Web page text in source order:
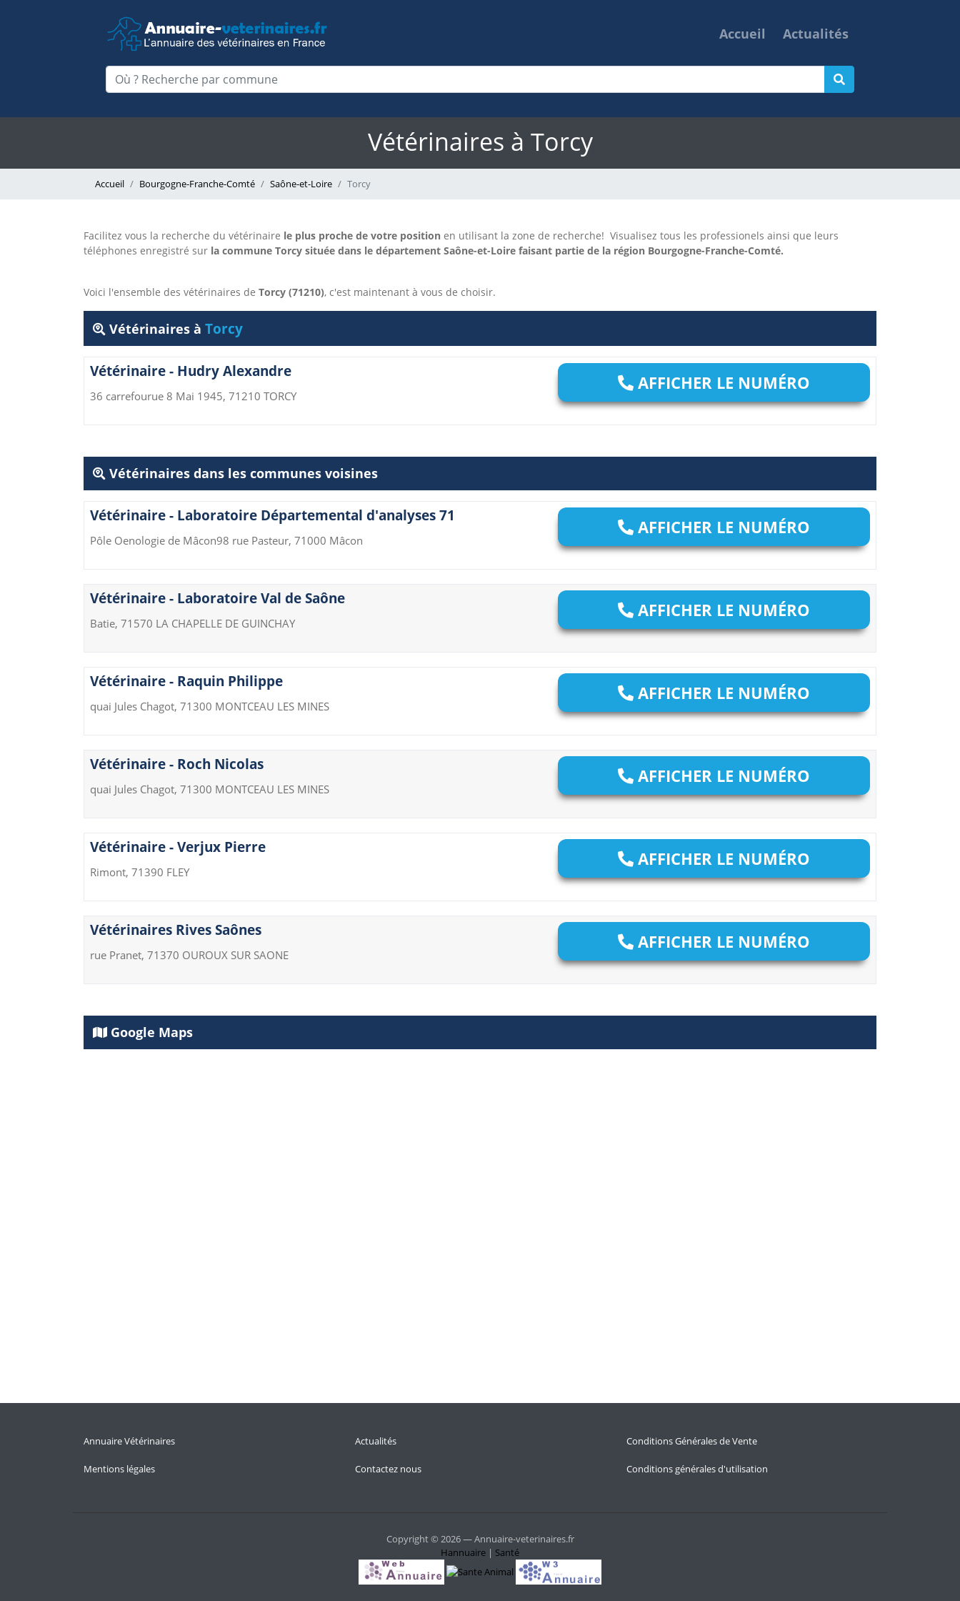
Accueil Actualités
Vétérinaires à Torcy
Accueil Bourgogne-Franche-Comté Saône-et-Loire Torcy
Facilitez vous la recherche du vétérinaire le plus proche de votre position en utilisant la zone de recherche! Visualisez tous les professionels ainsi que leurs
téléphones enregistré sur la commune Torcy située dans le département Saône-et-Loire faisant partie de la région Bourgogne-Franche-Comté.
Voici l'ensemble des vétérinaires de Torcy (71210), c'est maintenant à vous de choisir.
Vétérinaires à Torcy
Vétérinaire - Hudry Alexandre
36 carrefourue 8 Mai 1945, 71210 TORCY
AFFICHER LE NUMÉRO
Vétérinaires dans les communes voisines
Vétérinaire - Laboratoire Départemental d'analyses 71
Pôle Oenologie de Mâcon98 rue Pasteur, 71000 Mâcon
AFFICHER LE NUMÉRO
Vétérinaire - Laboratoire Val de Saône
Batie, 71570 LA CHAPELLE DE GUINCHAY
AFFICHER LE NUMÉRO
Vétérinaire - Raquin Philippe
quai Jules Chagot, 71300 MONTCEAU LES MINES
AFFICHER LE NUMÉRO
Vétérinaire - Roch Nicolas
quai Jules Chagot, 71300 MONTCEAU LES MINES
AFFICHER LE NUMÉRO
Vétérinaire - Verjux Pierre
Rimont, 71390 FLEY
AFFICHER LE NUMÉRO
Vétérinaires Rives Saônes
rue Pranet, 71370 OUROUX SUR SAONE
AFFICHER LE NUMÉRO
Google Maps
Annuaire Vétérinaires
Mentions légales
Actualités
Contactez nous
Conditions Générales de Vente
Conditions générales d'utilisation
Copyright © 2026 — Annuaire-veterinaires.fr
Hannuaire | Santé